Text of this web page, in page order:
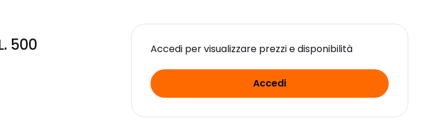
500 Accedi per visualizzare prezzi e disponibilità
Accedi